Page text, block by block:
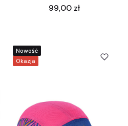
Cena
99,00 zł
Okazja
Nowość